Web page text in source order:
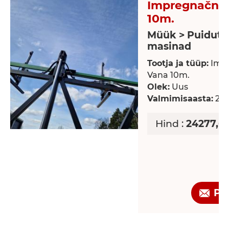
Impregnační
10m.
Müük >
masinad
Tootja ja tüüp:
Vana 10m.
Olek: Uus
Valmimisaasta:
Hind :